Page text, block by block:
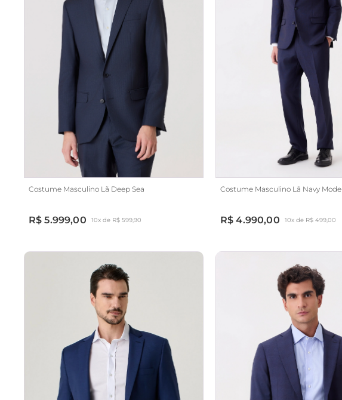
Costume Masculino Lã Deep Sea
R$ 5.999,00 10x de R$ 599,90
Costume Masculino Lã Navy Mode
R$ 4.990,00 10x de R$ 499,00